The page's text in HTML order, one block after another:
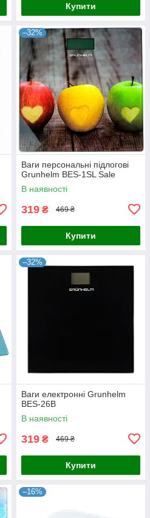
Купити
–32%
Ваги персональні підлогові
Grunhelm BES-1SL Sale
В наявності
319 ₴ 469 ₴
Купити
–32%
Ваги електронні Grunhelm
BES-26B
В наявності
319 ₴ 469 ₴
Купити
–16%